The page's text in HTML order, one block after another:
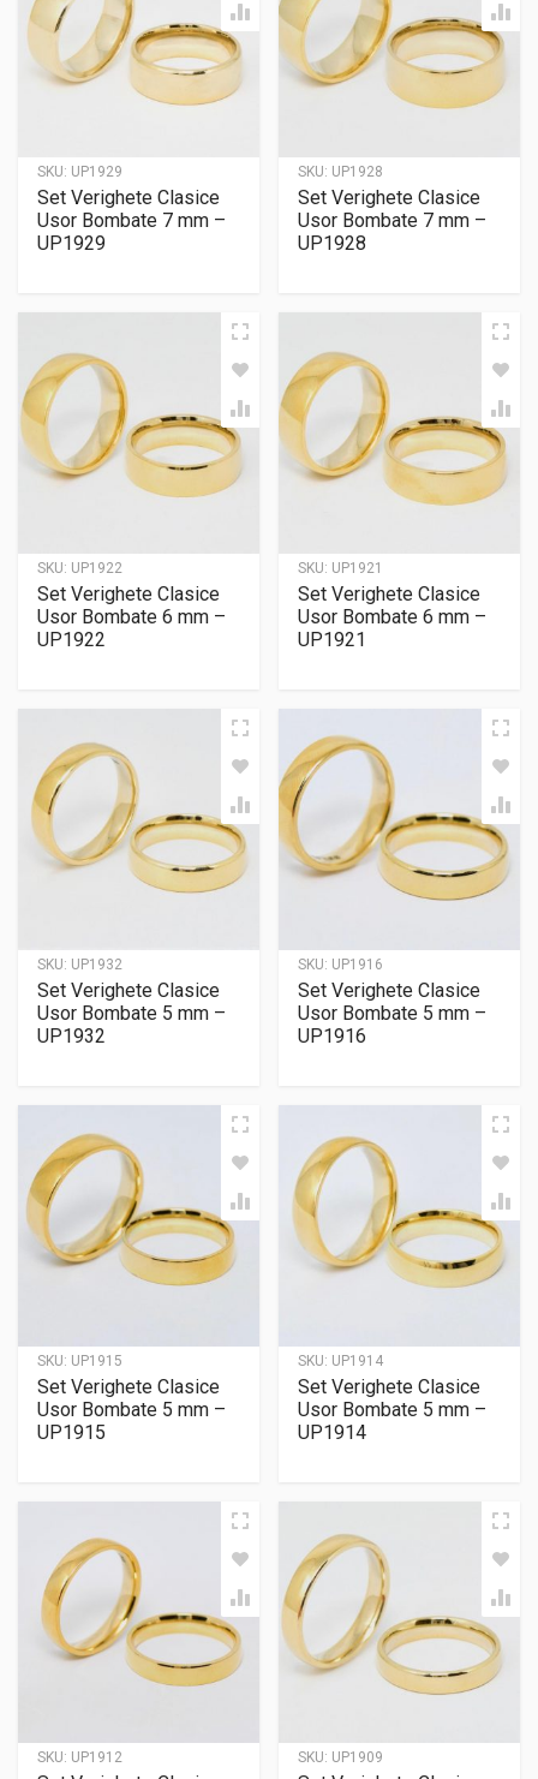
SKU: UP1929
Set Verighete Clasice
Usor Bombate 7 mm –
UP1929
SKU: UP1928
Set Verighete Clasice
Usor Bombate 7 mm –
UP1928
SKU: UP1922
Set Verighete Clasice
Usor Bombate 6 mm –
UP1922
SKU: UP1921
Set Verighete Clasice
Usor Bombate 6 mm –
UP1921
SKU: UP1932
Set Verighete Clasice
Usor Bombate 5 mm –
UP1932
SKU: UP1916
Set Verighete Clasice
Usor Bombate 5 mm –
UP1916
SKU: UP1915
Set Verighete Clasice
Usor Bombate 5 mm –
UP1915
SKU: UP1914
Set Verighete Clasice
Usor Bombate 5 mm –
UP1914
SKU: UP1912 SKU: UP1909